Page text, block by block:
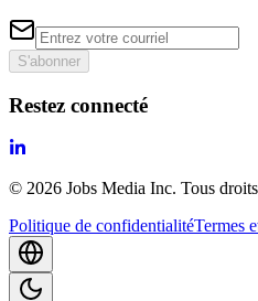
S'abonner
Restez connecté
© 2026 Jobs Media Inc. Tous
Politique de confidentialitéTermes